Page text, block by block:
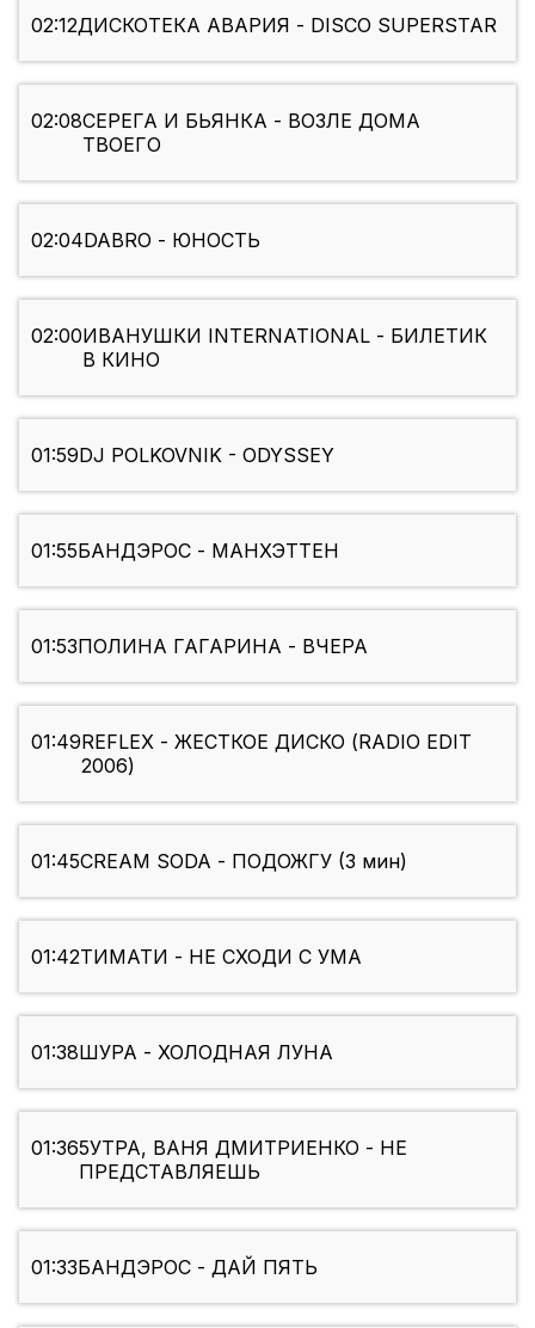
02:12ДИСКОТЕКА АВАРИЯ - DISCO SUPERSTAR
02:08СЕРЕГА И БЬЯНКА - ВОЗЛЕ ДОМА
ТВОЕГО
02:04DABRO - ЮНОСТЬ
02:00ИВАНУШКИ INTERNATIONAL - БИЛЕТИК
В КИНО
01:59DJ POLKOVNIK - ODYSSEY
01:55БАНДЭРОС - МАНХЭТТЕН
01:53ПОЛИНА ГАГАРИНА - ВЧЕРА
01:49REFLEX - ЖЕСТКОЕ ДИСКО (RADIO EDIT
2006)
01:45CREAM SODA - ПОДОЖГУ (3 мин)
01:42ТИМАТИ - НЕ СХОДИ С УМА
01:38ШУРА - ХОЛОДНАЯ ЛУНА
01:365УТРА, ВАНЯ ДМИТРИЕНКО - НЕ
ПРЕДСТАВЛЯЕШЬ
01:33БАНДЭРОС - ДАЙ ПЯТЬ